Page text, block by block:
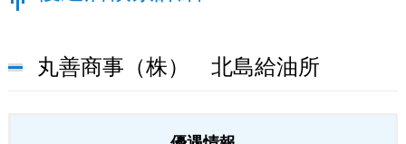
丸善商事（株） 北島給油所